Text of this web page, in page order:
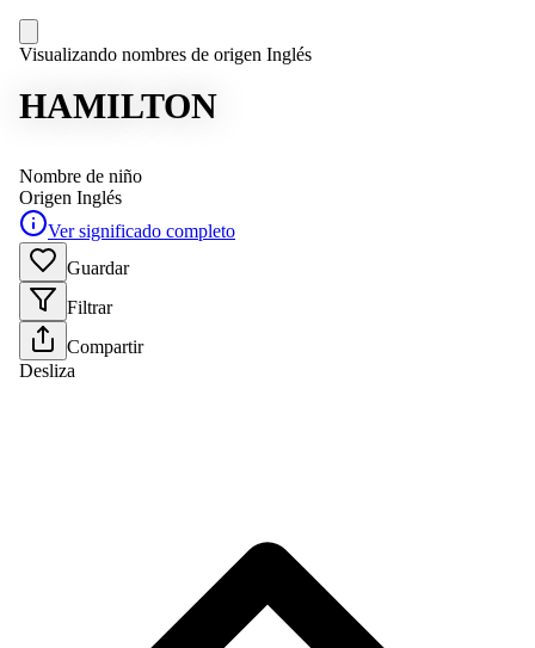
Visualizando nombres de origen Inglés
HAMILTON
Nombre de niño
Origen Inglés
Ver significado completo
Guardar
Filtrar
Compartir
Desliza